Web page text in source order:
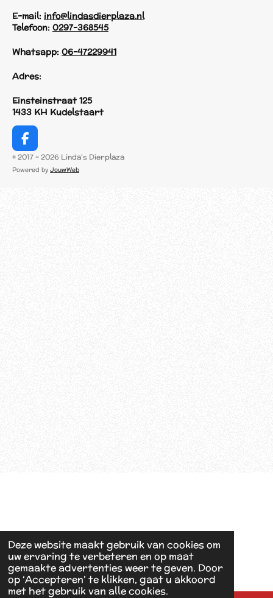
Deze website maakt gebruik van cookies om
uw ervaring te verbeteren en op maat
gemaakte advertenties weer te geven. Door
op ‘Accepteren’ te klikken, gaat u akkoord
met het gebruik van alle cookies.
E-mail: info@lindasdierplaza.nl
Telefoon: 0297-368545
Whatsapp: 06-47229941
Adres:
Einsteinstraat 125
1433 KH Kudelstaart
F
a
c
© 2017 - 2026 Linda's Dierplaza
Powered by JouwWeb